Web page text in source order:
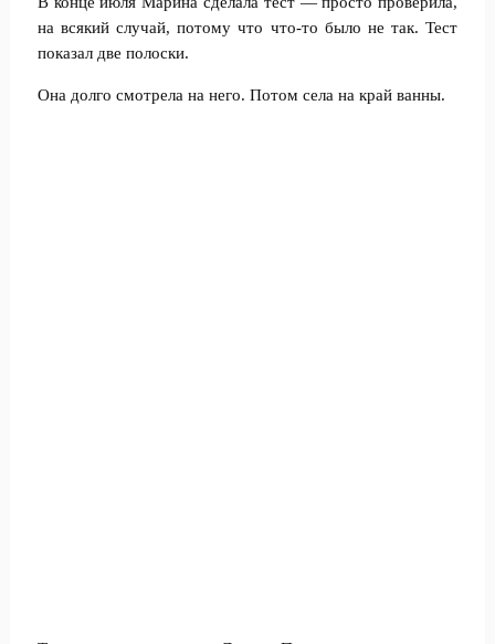
на всякий случай, потому что что-то было не так. Тест
показал две полоски.
Она долго смотрела на него. Потом села на край ванны.